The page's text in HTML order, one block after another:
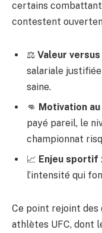
certains
contestent
⚖️ Valeur
salariale
saine.
👊 Motivation
payé pareil, le
championnat
📈 Enjeu sportif
l’intensité qui
Ce point rejoint des
athlètes UFC, dont